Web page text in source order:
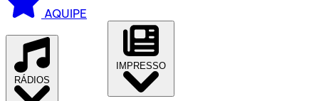
AQUIPE
RÁDIOS
IMPRESSO